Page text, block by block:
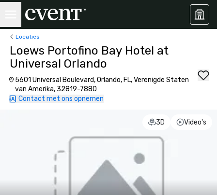
Locaties
Loews Portofino Bay Hotel at
Universal Orlando
5601 Universal Boulevard, Orlando, FL, Verenigde Staten
van Amerika, 32819-7880
Contact met ons opnemen
3D Video's